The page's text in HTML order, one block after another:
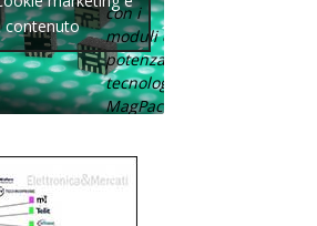
con i
moduli di
potenza con
tecnologia
MagPack.
contenuto